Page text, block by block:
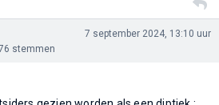
stemmen
7 september 2024, 13:10 uur